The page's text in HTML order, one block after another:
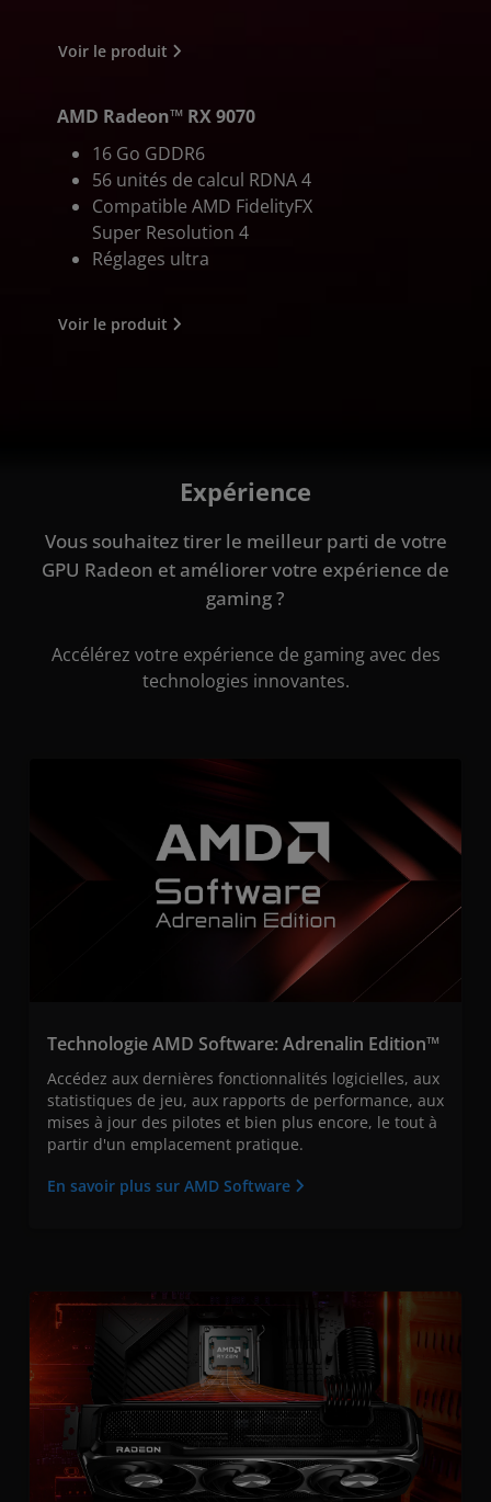
Voir le produit
AMD Radeon™ RX 9070
16 Go GDDR6
56 unités de calcul RDNA 4
Compatible AMD FidelityFX
Super Resolution 4
Réglages ultra
Voir le produit
Expérience
Vous souhaitez tirer le meilleur parti de votre
GPU Radeon et améliorer votre expérience de
gaming ?
Accélérez votre expérience de gaming avec des
technologies innovantes.
Technologie AMD Software: Adrenalin Edition™
Accédez aux dernières fonctionnalités logicielles, aux
statistiques de jeu, aux rapports de performance, aux
mises à jour des pilotes et bien plus encore, le tout à
partir d'un emplacement pratique.
En savoir plus sur AMD Software